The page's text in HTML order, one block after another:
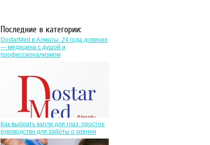
Последние в категории:
DostarMed в Алматы: 24 года доверия
— медицина с душой и
профессионализмом
Как выбрать капли для глаз: простое
руководство для заботы о зрении